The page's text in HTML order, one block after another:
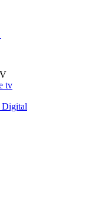
tv
Digital